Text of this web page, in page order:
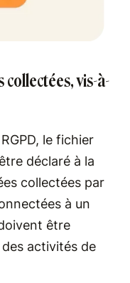
vis-à-
le fichier
déclaré à la
collectées par
à un
être
activités de